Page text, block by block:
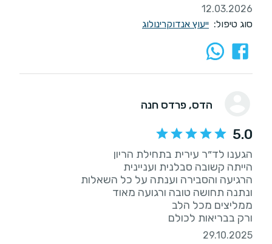
12.03.2026
סוג טיפול: ייעוץ אנדוקרינולוג
הדס, פרדס חנה
5.0
ורק בבריאות לכולם
29.10.2025